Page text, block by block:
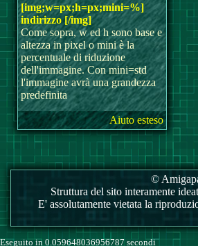
[img;w=px;h=px;mini=%]
indirizzo [/img]
Come sopra, w ed h sono base e
altezza in pixel o mini è la
percentuale di riduzione
dell'immagine. Con mini=std
l'immagine avrà una grandezza
predefinita
Aiuto esteso
©
Struttura del sito interamente
E' assolutamente vietata la
Eseguito in 0.059648036956787 secondi